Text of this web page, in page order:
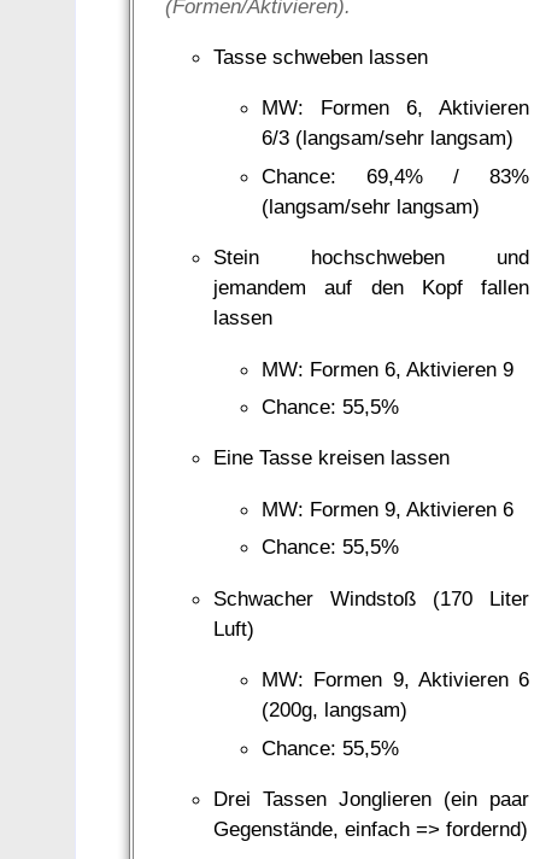
(Formen/Aktivieren).
Tasse schweben lassen
MW: Formen 6, Aktivieren
6/3 (langsam/sehr langsam)
Chance: 69,4% / 83%
(langsam/sehr langsam)
Stein hochschweben und
jemandem auf den Kopf fallen
lassen
MW: Formen 6, Aktivieren 9
Chance: 55,5%
Eine Tasse kreisen lassen
MW: Formen 9, Aktivieren 6
Chance: 55,5%
Schwacher Windstoß (170 Liter
Luft)
MW: Formen 9, Aktivieren 6
(200g, langsam)
Chance: 55,5%
Drei Tassen Jonglieren (ein paar
Gegenstände, einfach => fordernd)